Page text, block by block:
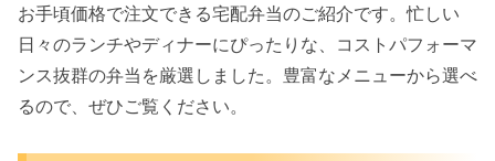
お手頃価格で注文できる宅配弁当のご紹介です。忙しい
日々のランチやディナーにぴったりな、コストパフォーマ
ンス抜群の弁当を厳選しました。豊富なメニューから選べ
るので、ぜひご覧ください。